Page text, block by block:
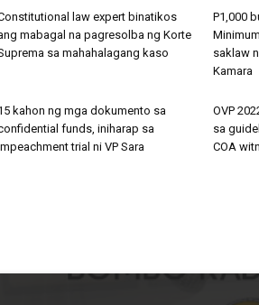
law expert binatikos
mabagal na pagresolba ng Korte
sa mahahalagang kaso
P1,000
saklaw
Kamara
kahon ng mga dokumento sa
funds, iniharap sa
trial ni VP Sara
OVP
sa
COA